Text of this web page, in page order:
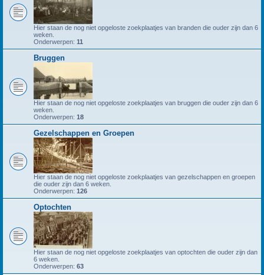
Hier staan de nog niet opgeloste zoekplaatjes van branden die ouder zijn dan 6
weken.
Onderwerpen: 11
Bruggen
Hier staan de nog niet opgeloste zoekplaatjes van bruggen die ouder zijn dan 6
weken.
Onderwerpen: 18
Gezelschappen en Groepen
Hier staan de nog niet opgeloste zoekplaatjes van gezelschappen en groepen
die ouder zijn dan 6 weken.
Onderwerpen: 126
Optochten
Hier staan de nog niet opgeloste zoekplaatjes van optochten die ouder zijn dan
6 weken.
Onderwerpen: 63